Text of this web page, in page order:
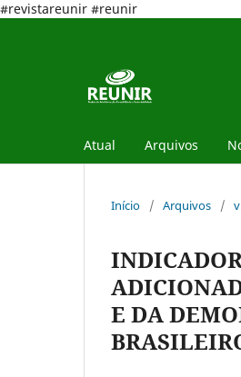
#revistareunir #reunir
Atual Arquivos
Início / Arquivos /
E DA